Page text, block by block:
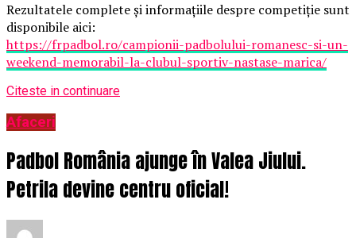
Rezultatele complete și informațiile despre competiție sunt
disponibile aici:
https://frpadbol.ro/campionii-padbolului-romanesc-si-un-
weekend-memorabil-la-clubul-sportiv-nastase-marica/
Citeste in continuare
Afaceri
Padbol România ajunge în Valea Jiului.
Petrila devine centru oficial!